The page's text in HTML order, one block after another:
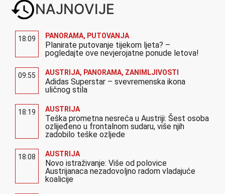
NAJNOVIJE
18:09 PANORAMA, PUTOVANJA
Planirate putovanje tijekom ljeta? –
pogledajte ove nevjerojatne ponude letova!
09:55 AUSTRIJA, PANORAMA, ZANIMLJIVOSTI
Adidas Superstar – svevremenska ikona
uličnog stila
18:19 AUSTRIJA
Teška prometna nesreća u Austriji: Šest osoba
ozlijeđeno u frontalnom sudaru, više njih
zadobilo teške ozljede
18:08 AUSTRIJA
Novo istraživanje: Više od polovice
Austrijanaca nezadovoljno radom vladajuće
koalicije